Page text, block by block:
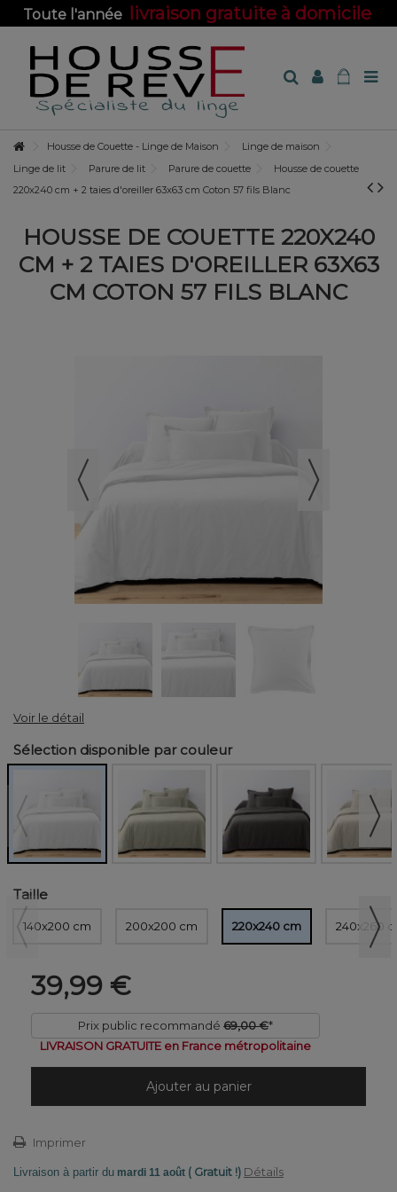
Toute l'année livraison gratuite à domicile
Housse de Couette - Linge de Maison
Linge de maison
Linge de lit
Parure de lit Parure de couette
Housse de couette
220x240 cm + 2 taies d'oreiller 63x63 cm Coton 57 fils Blanc
HOUSSE DE COUETTE 220X240
CM + 2 TAIES D'OREILLER 63X63
CM COTON 57 FILS BLANC
Voir le détail
Sélection disponible par couleur
Taille
140x200 cm 200x200 cm 220x240 cm 240x260
39,99 €
Prix public recommandé 69,00 €*
LIVRAISON GRATUITE en France métropolitaine
Ajouter au panier
Imprimer
Livraison à partir du mardi 11 août ( Gratuit !) Détails